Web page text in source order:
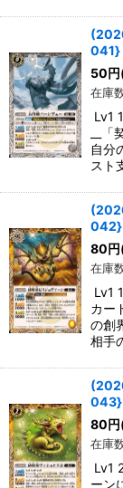
041}
50 円
在庫
Lv1
__
自分
スト
042}
80 円
在庫
Lv1
カー
の創
相手
043}
80 円
在庫
Lv1
ーン